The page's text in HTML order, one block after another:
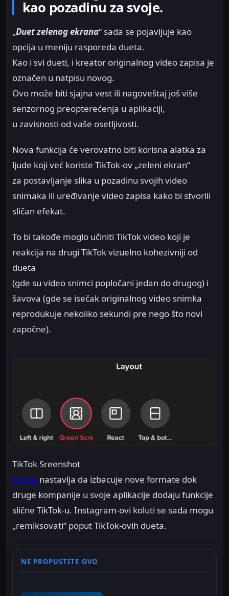
kao pozadinu za svoje.
„Duet zelenog ekrana“ sada se pojavljuje kao
opcija u meniju rasporeda dueta.
Kao i svi dueti, i kreator originalnog video zapisa je
označen u natpisu novog.
Ovo može biti sjajna vest ili nagoveštaj još više
senzornog preopterećenja u aplikaciji,
u zavisnosti od vaše osetljivosti.
Nova funkcija će verovatno biti korisna alatka za
ljude koji već koriste TikTok-ov „zeleni ekran“
za postavljanje slika u pozadinu svojih video
snimaka ili uređivanje video zapisa kako bi stvorili
sličan efekat.
To bi takođe moglo učiniti TikTok video ​​koji je
reakcija na drugi TikTok ​​vizuelno kohezivniji od
dueta
(gde su video snimci popločani jedan do drugog) i
šavova (gde se isečak originalnog video snimka
reprodukuje nekoliko sekundi pre nego što novi
započne).
TikTok Sreenshot
TikTok nastavlja da izbacuje nove formate dok
druge kompanije u svoje aplikacije dodaju funkcije
slične TikTok-u. Instagram-ovi koluti se sada mogu
„remiksovati“ poput TikTok-ovih dueta.
NE PROPUSTITE OVO